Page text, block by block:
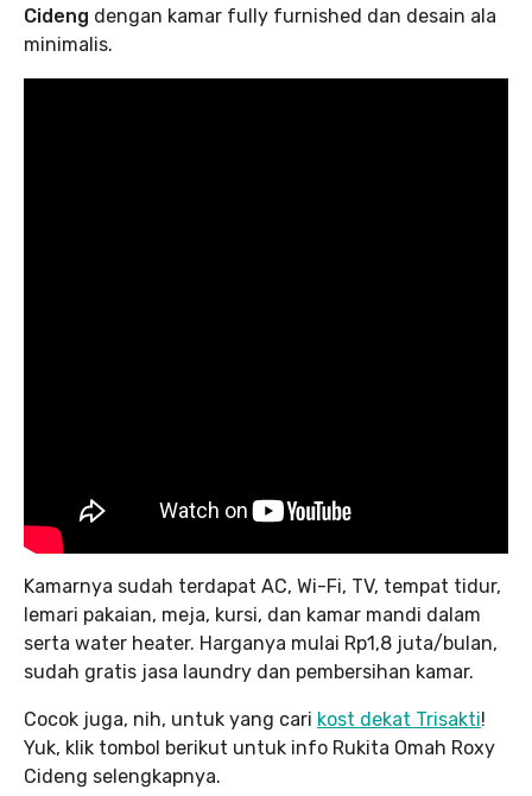
Cideng dengan kamar fully furnished dan desain ala
minimalis.
Kamarnya sudah terdapat AC, Wi-Fi, TV, tempat tidur,
lemari pakaian, meja, kursi, dan kamar mandi dalam
serta water heater. Harganya mulai Rp1,8 juta/bulan,
sudah gratis jasa laundry dan pembersihan kamar.
Cocok juga, nih, untuk yang cari kost dekat Trisakti!
Yuk, klik tombol berikut untuk info Rukita Omah Roxy
Cideng selengkapnya.